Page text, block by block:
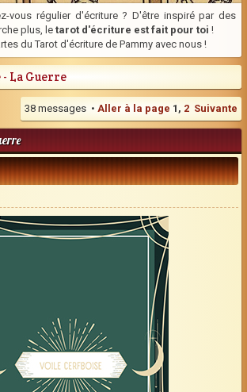
vous régulier d'écriture ? D'être inspiré par des
plus, letarot d'écriture est fait pour toi !
du Tarot d'écriture de Pammy avec nous !
La Guerre
38 messages • Aller à la page 1 , 2 Suivante